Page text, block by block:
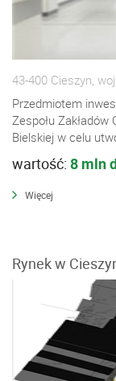
43-400 Cieszyn,
Przedmiotem
Zespołu
Bielskiej w celu
wartość: 8 mln
Więcej
Rynek w